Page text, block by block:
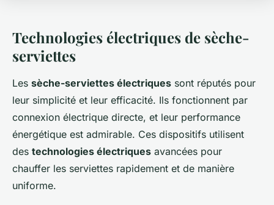
Technologies électriques de sèche-
serviettes
Les sèche-serviettes électriques sont réputés pour
leur simplicité et leur efficacité. Ils fonctionnent par
connexion électrique directe, et leur performance
énergétique est admirable. Ces dispositifs utilisent
des technologies électriques avancées pour
chauffer les serviettes rapidement et de manière
uniforme.